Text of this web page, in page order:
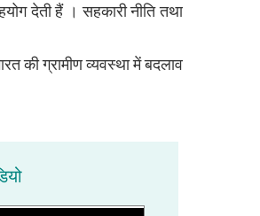
देती हैं । सहकारी नीति तथा
की ग्रामीण व्‍यवस्‍था में बदलाव